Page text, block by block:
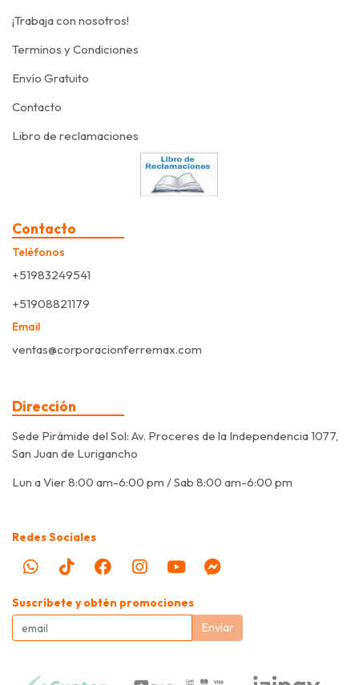
¡Trabaja con nosotros!
Terminos y Condiciones
Envío Gratuito
Contacto
Libro de reclamaciones
Contacto
Teléfonos
+51983249541
+51908821179
Email
ventas@corporacionferremax.com
Dirección
Sede Pirámide del Sol: Av. Proceres de la Independencia 1077,
San Juan de Lurigancho
Lun a Vier 8:00 am-6:00 pm / Sab 8:00 am-6:00 pm
Redes Sociales
Suscríbete y obtén promociones
Enviar